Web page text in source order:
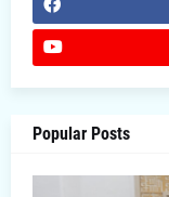
Popular Posts